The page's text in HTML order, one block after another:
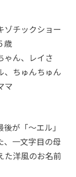
ゾチックショー
歳
ゃん、レイさ
、ちゅんちゅん
マ
が「～エル」
、一文字目の母
た洋風のお名前